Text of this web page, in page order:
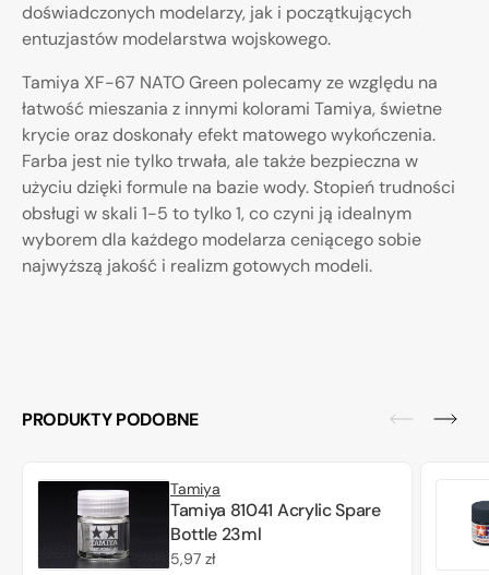
doświadczonych modelarzy, jak i początkujących
entuzjastów modelarstwa wojskowego.
Tamiya XF-67 NATO Green polecamy ze względu na
łatwość mieszania z innymi kolorami Tamiya, świetne
krycie oraz doskonały efekt matowego wykończenia.
Farba jest nie tylko trwała, ale także bezpieczna w
użyciu dzięki formule na bazie wody. Stopień trudności
obsługi w skali 1-5 to tylko 1, co czyni ją idealnym
wyborem dla każdego modelarza ceniącego sobie
najwyższą jakość i realizm gotowych modeli.
PRODUKTY PODOBNE
Tamiya
Tamiya 81041 Acrylic Spare
Bottle 23ml
Cena
5,97 zł